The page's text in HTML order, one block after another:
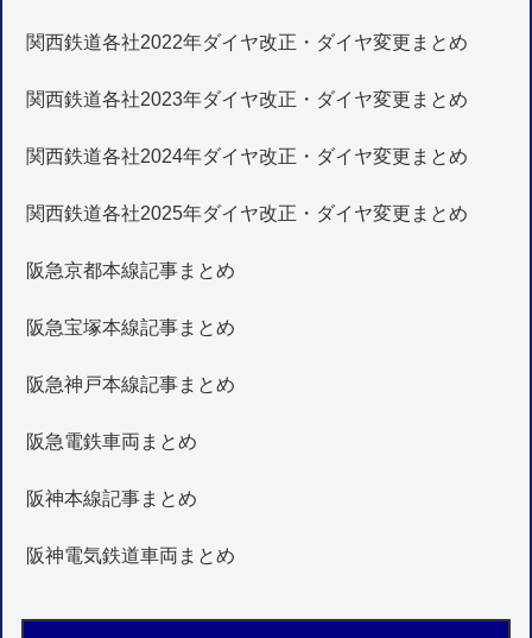
関西鉄道各社2022年ダイヤ改正・ダイヤ変更まとめ
関西鉄道各社2023年ダイヤ改正・ダイヤ変更まとめ
関西鉄道各社2024年ダイヤ改正・ダイヤ変更まとめ
関西鉄道各社2025年ダイヤ改正・ダイヤ変更まとめ
阪急京都本線記事まとめ
阪急宝塚本線記事まとめ
阪急神戸本線記事まとめ
阪急電鉄車両まとめ
阪神本線記事まとめ
阪神電気鉄道車両まとめ